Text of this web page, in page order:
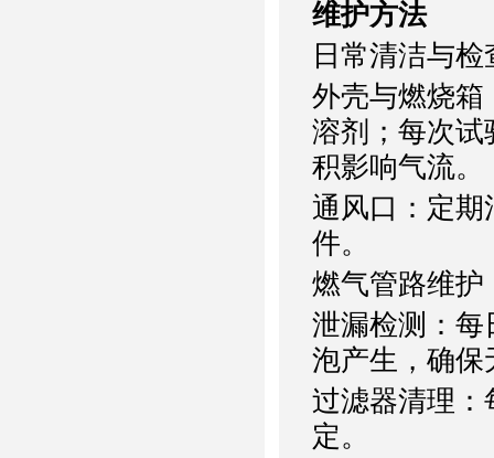
维护方法
日常清洁与检
外壳与燃烧箱
溶剂；每次试
积影响气流。
通风口：定期
件。
燃气管路维护
泄漏检测：每
泡产生，确保
过滤器清理：
定。